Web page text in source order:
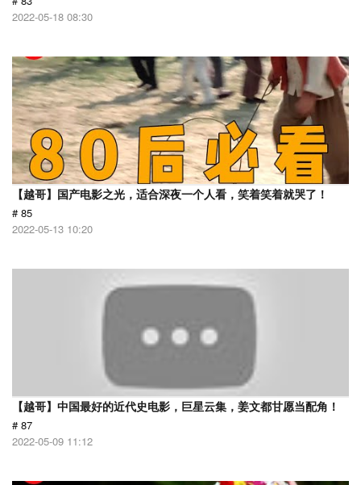
2022-05-18 08:30
【越哥】国产电影之光，适合深夜一个人看，笑着笑着就哭了！
# 85
2022-05-13 10:20
【越哥】中国最好的近代史电影，巨星云集，姜文都甘愿当配角！
# 87
2022-05-09 11:12